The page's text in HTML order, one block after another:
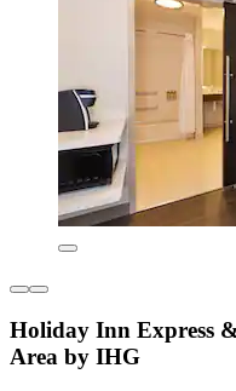
Holiday Inn Express
Area by IHG